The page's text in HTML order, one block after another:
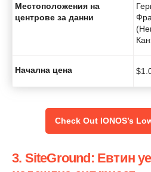
Местоположения на
центрове за данни
Начална цена $
Check Out IONOS’s
3. SiteGround: Евтин